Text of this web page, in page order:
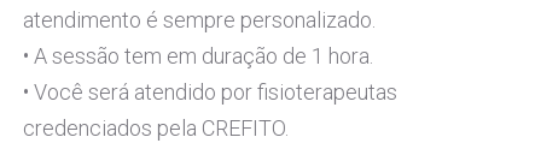
atendimento é sempre personalizado.
• A sessão tem em duração de 1 hora.
• Você será atendido por fisioterapeutas
credenciados pela CREFITO.